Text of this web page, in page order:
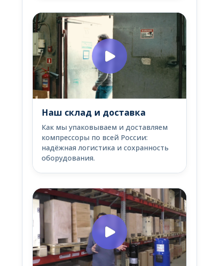
Наш склад и доставка
Как мы упаковываем и доставляем
компрессоры по всей России:
надёжная логистика и сохранность
оборудования.